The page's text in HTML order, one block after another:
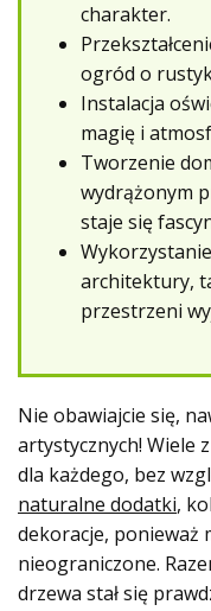
charakter.
ogród o
Instalacja
magię i
Tworzenie
wydrążonym
staje się
architektury,
przestrzeni
Nie obawiajcie się,
artystycznych! Wiele
dla każdego, bez
naturalne dodatki,
dekoracje, ponieważ
nieograniczone.
drzewa stał się